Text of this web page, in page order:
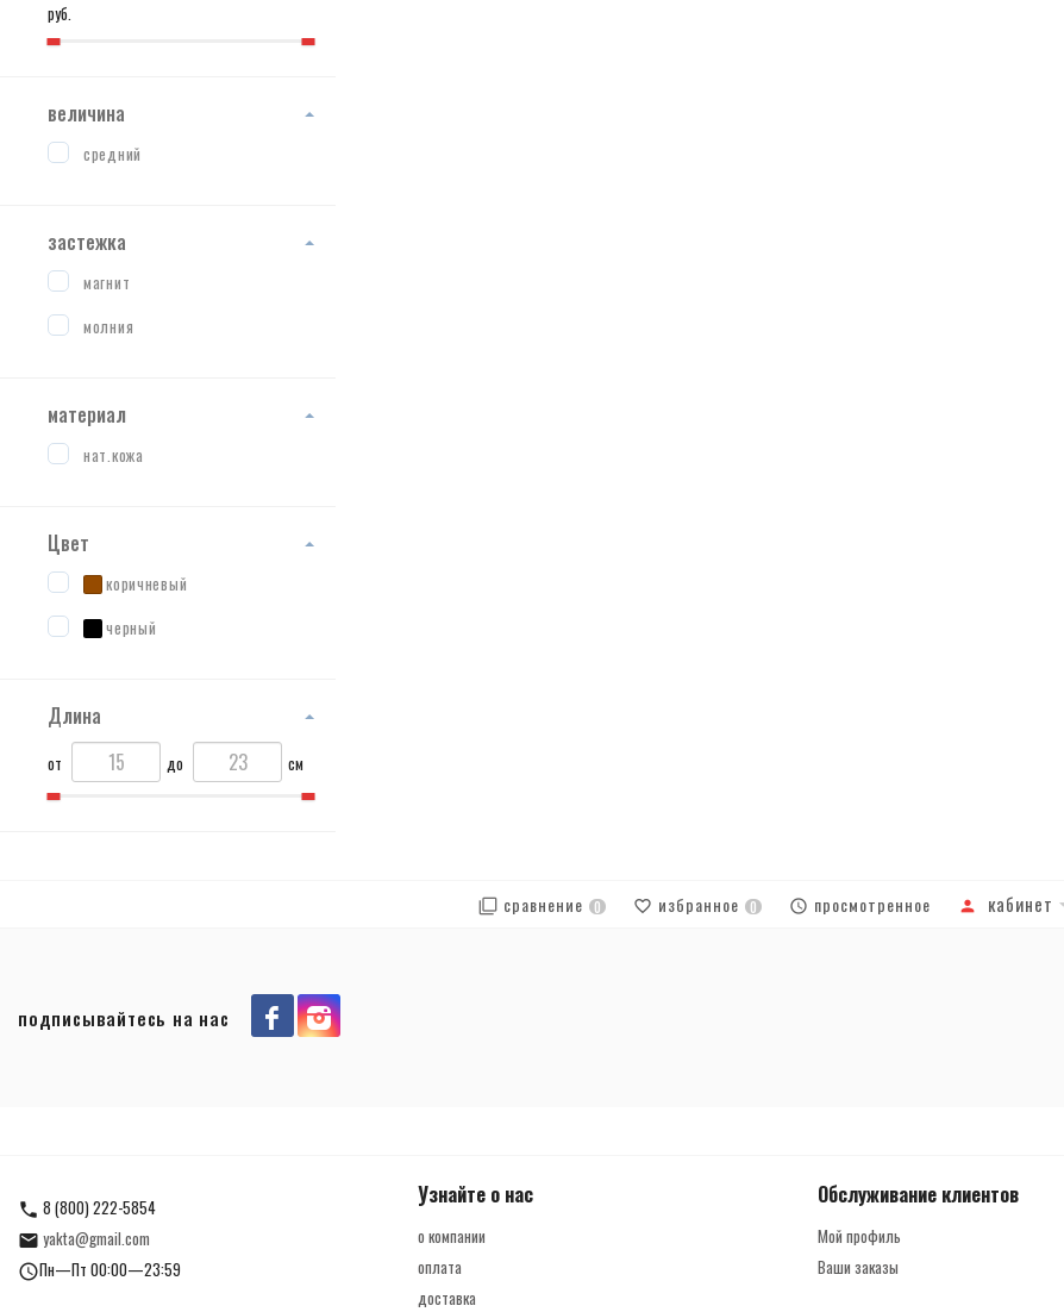
руб.
величина
средний
застежка
магнит
молния
материал
нат.кожа
Цвет
коричневый
черный
Длина
от до см
сравнение 0 избранное 0 просмотренное кабинет
подписывайтесь на нас
8 (800) 222-5854
yakta@gmail.com
Пн—Пт 00:00—23:59
Узнайте о нас
о компании
оплата
доставка
Обслуживание клиентов
Мой профиль
Ваши заказы